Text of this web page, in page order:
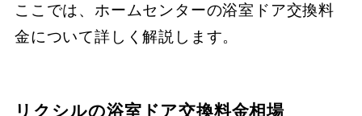
ここでは、ホームセンターの浴室ドア交換料
金について詳しく解説します。
リクシルの浴室ドア交換料金相場